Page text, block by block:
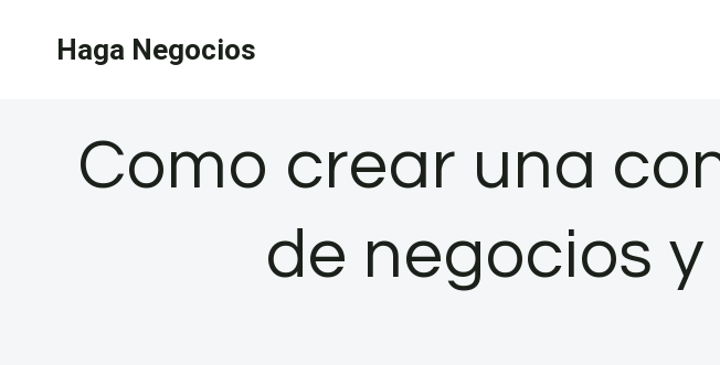
Haga Negocios
Como crear una
de negocios